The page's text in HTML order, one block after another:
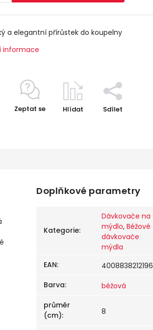
a elegantní přírůstek do koupelny
informace
Zeptat se Hlídat Sdílet
Doplňkové parametry
Kategorie:
Dávkovače na
mýdlo,Béžové
dávkovače
mýdla
EAN:
4008838212196
Barva:
béžová
průměr
(cm): 8